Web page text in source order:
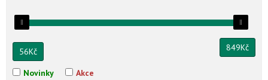
56Kč 849Kč
Novinky Akce